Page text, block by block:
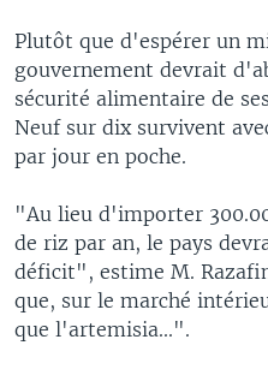
Plutôt que d'espérer un
gouvernement devrait
sécurité alimentaire de
Neuf sur dix survivent
par jour en poche.
"Au lieu d'importer
de riz par an, le pays
déficit", estime M.
que, sur le marché
que l'artemisia...".